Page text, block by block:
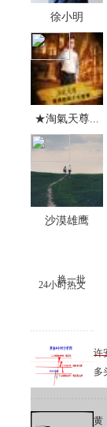
徐小明
★淘氣天尊...
沙漠雄鹰
24小时热文
换一批
许
多
黄